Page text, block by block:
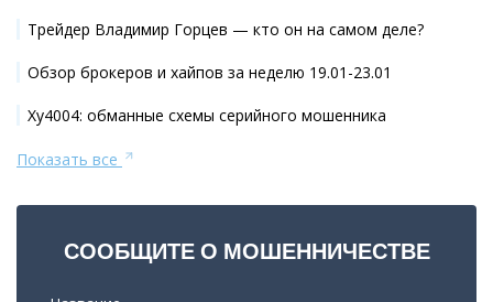
Трейдер Владимир Горцев — кто он на самом деле?
Обзор брокеров и хайпов за неделю 19.01-23.01
Xy4004: обманные схемы серийного мошенника
Показать все
СООБЩИТЕ О МОШЕННИЧЕСТВЕ